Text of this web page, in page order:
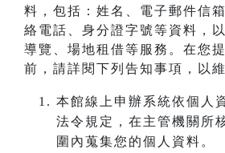
料，包括：姓名、電子郵件信
絡電話、身分證字號等資料，
導覽、場地租借等服務。在您
前，請詳閱下列告知事項，以
本館線上申辦系統依個人
法令規定，在主管機關所
圍內蒐集您的個人資料。